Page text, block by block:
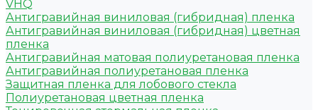
VHQ
Антигравийная виниловая (гибридная) пленка
Антигравийная виниловая (гибридная) цветная
пленка
Антигравийная матовая полиуретановая пленка
Антигравийная полиуретановая пленка
Защитная пленка для лобового стекла
Полиуретановая цветная пленка